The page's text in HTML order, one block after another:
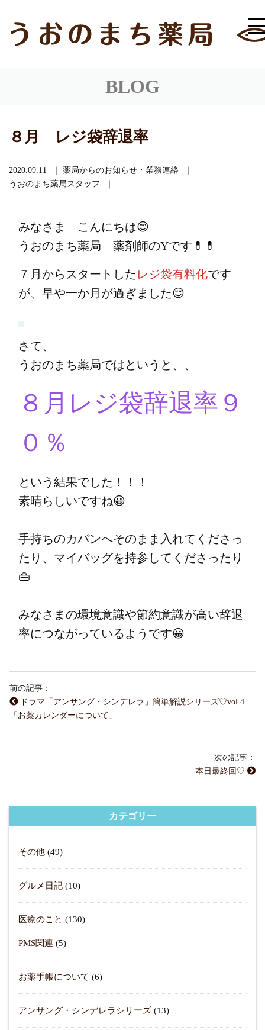
BLOG
８月 レジ袋辞退率
2020.09.11
薬局からのお知らせ・業務連絡
うおのまち薬局スタッフ
みなさま こんにちは😊
うおのまち薬局 薬剤師のYです💊💊
７月からスタートした レジ袋有料化です
が、早や一か月が過ぎました😌
さて、
うおのまち薬局ではというと、、
８月レジ袋辞退率９
０％
という結果でした！！！
素晴らしいですね😀
手持ちのカバンへそのまま入れてくださっ
たり、マイバッグを持参してくださったり
👜
みなさまの環境意識や節約意識が高い辞退
率につながっているようです😀
前の記事：
ドラマ「アンサング・シンデレラ」簡単解説シリーズ♡vol.4
「お薬カレンダーについて」
次の記事：
本日最終回♡
カテゴリー
その他 (49)
グルメ日記 (10)
医療のこと (130)
PMS関連 (5)
お薬手帳について (6)
アンサング・シンデレラシリーズ (13)